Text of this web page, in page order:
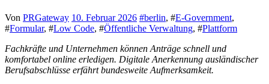
Von PRGateway 10. Februar 2026 #berlin, #E-Government,
#Formular, #Low Code, #Öffentliche Verwaltung, #Plattform
Fachkräfte und Unternehmen können Anträge schnell und
komfortabel online erledigen. Digitale Anerkennung ausländischer
Berufsabschlüsse erfährt bundesweite Aufmerksamkeit.